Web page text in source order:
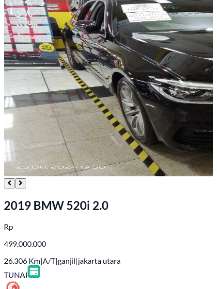
2019 BMW 520i 2.0
Rp
499.000.000
26.306 Km|A/T|ganjil|jakarta utara
TUNAI